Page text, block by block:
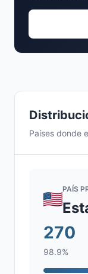
Países donde
PAÍS
270
98.9%